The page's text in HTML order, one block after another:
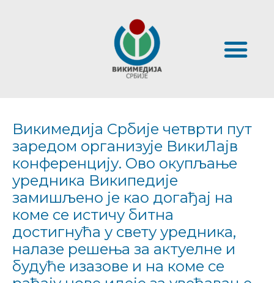
Викимедија Србије четврти пут
заредом организује ВикиЛајв
конференцију. Ово окупљање
уредника Википедије
замишљено је као догађај на
коме се истичу битна
достигнућа у свету уредника,
налазе решења за актуелне и
будуће изазове и на коме се